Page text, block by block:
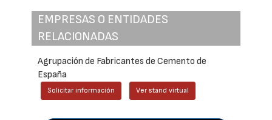
EMPRESAS O ENTIDADES
RELACIONADAS
Agrupación de Fabricantes de Cemento de
España
Solicitar información Ver stand virtual